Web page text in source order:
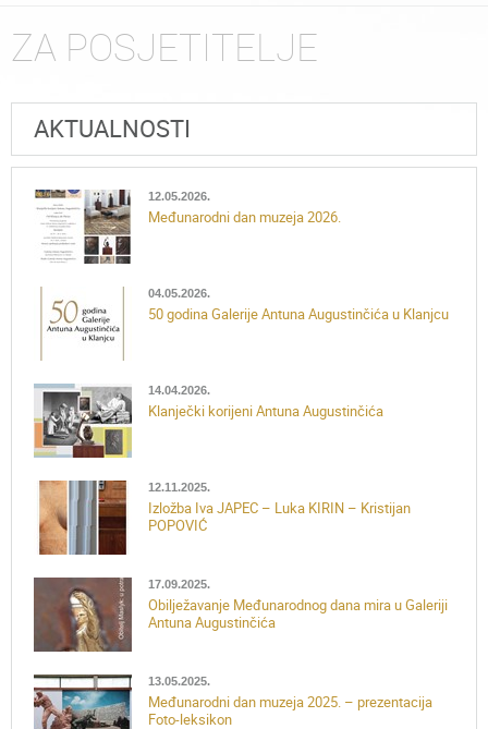
ZA POSJETITELJE
AKTUALNOSTI
12.05.2026.
Međunarodni dan muzeja 2026.
04.05.2026.
50 godina Galerije Antuna Augustinčića u Klanjcu
14.04.2026.
Klanječki korijeni Antuna Augustinčića
12.11.2025.
Izložba Iva JAPEC – Luka KIRIN – Kristijan
POPOVIĆ
17.09.2025.
Obilježavanje Međunarodnog dana mira u Galeriji
Antuna Augustinčića
13.05.2025.
Međunarodni dan muzeja 2025. – prezentacija
Foto-leksikon